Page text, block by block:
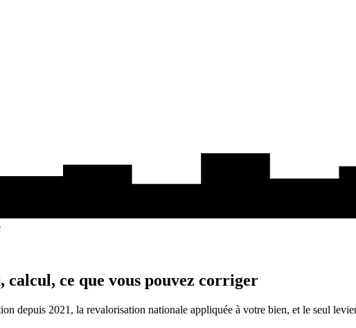
calcul, ce que vous pouvez corriger
depuis 2021, la revalorisation nationale appliquée à votre bien, et le seul